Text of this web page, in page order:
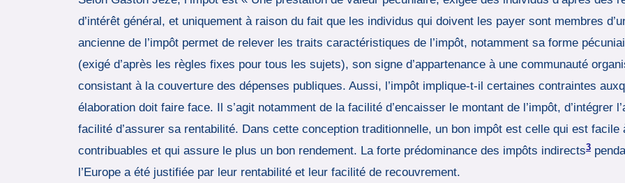
d’intérêt général, et uniquement à raison du fait que les individus qui doivent les payer sont membres
ancienne de l’impôt permet de relever les traits caractéristiques de l’impôt, notamment sa forme
(exigé d’après les règles fixes pour tous les sujets), son signe d’appartenance à une communauté
consistant à la couverture des dépenses publiques. Aussi, l’impôt implique-t-il certaines contraintes
élaboration doit faire face. Il s’agit notamment de la facilité d’encaisser le montant de l’impôt, d’intégrer
facilité d’assurer sa rentabilité. Dans cette conception traditionnelle, un bon impôt est celle qui est
contribuables et qui assure le plus un bon rendement. La forte prédominance des impôts indirects3
l’Europe a été justifiée par leur rentabilité et leur facilité de recouvrement.